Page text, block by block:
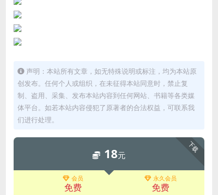
声明：本站所有文章，如无特殊说明或标注，均为本站原
创发布。任何个人或组织，在未征得本站同意时，禁止复
制、盗用、采集、发布本站内容到任何网站、书籍等各类媒
体平台。如若本站内容侵犯了原著者的合法权益，可联系我
们进行处理。
下载
18元
会员
免费
永久会员
免费